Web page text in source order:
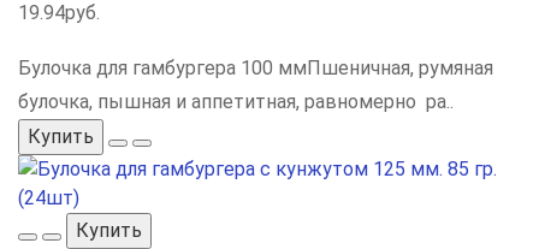
19.94руб.
Булочка для гамбургера 100 ммПшеничная, румяная
булочка, пышная и аппетитная, равномерно ра..
Купить
Купить